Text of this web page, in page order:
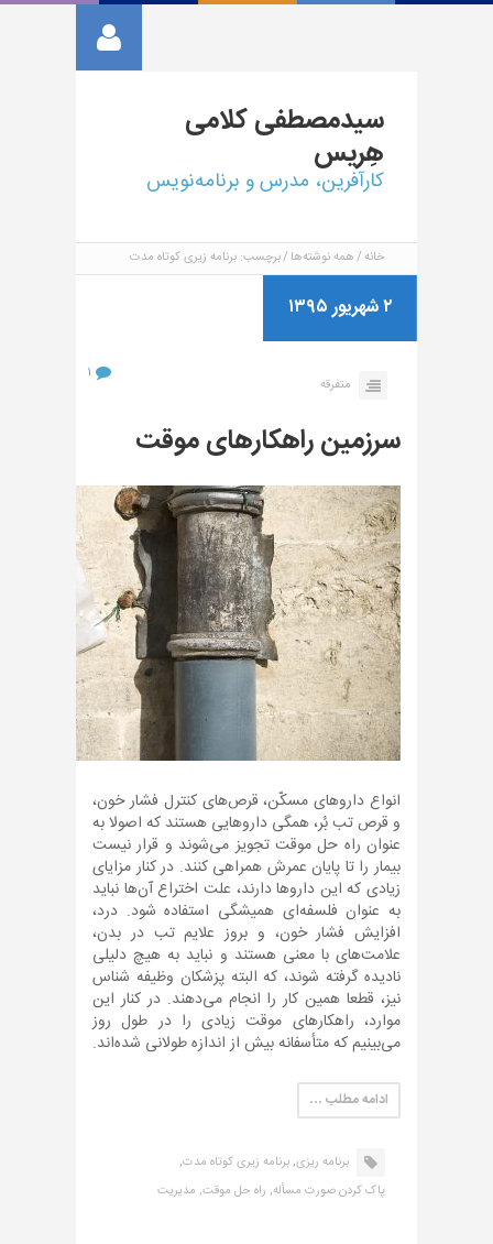
سیدمصطفیکلامی
هِریس
کارآفرین، مدرس و برنامه‌نویس
خانه همه نوشته‌ها برچسب: برنامه زیری کوتاه مدت
۲ شهریور ۱۳۹۵
متفرقه
۱
سرزمین راهکارهای موقت
انواع داروهای مسکّن، قرص‌های کنترل فشار خون،
و قرص تب بُر، همگی داروهایی هستند که اصولا به
عنوان راه حل موقت تجویز می‌شوند و قرار نیست
بیمار را تا پایان عمرش همراهی کنند. در کنار مزایای
زیادی که این داروها دارند، علت اختراع آن‌ها نباید
به عنوان فلسفه‌ای همیشگی استفاده شود. درد،
افزایش فشار خون، و بروز علایم تب در بدن،
علامت‌های با معنی هستند و نباید به هیچ دلیلی
نادیده گرفته شوند، که البته پزشکان وظیفه شناس
نیز، قطعا همین کار را انجام می‌دهند. در کنار این
موارد، راهکارهای موقت زیادی را در طول روز
می‌بینیم که متأسفانه بیش از اندازه طولانی شده‌اند.
ادامه مطلب …
برنامه ریزی,برنامه زیری کوتاه مدت,
پاک کردن صورت مسأله, راه حل موقت, مدیریت